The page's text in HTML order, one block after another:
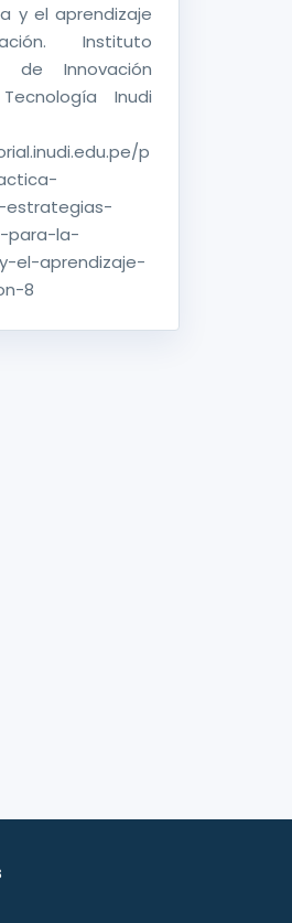
y el aprendizaje
Instituto
de Innovación
Inudi
p
estrategias-
para-la-
el-aprendizaje-
8